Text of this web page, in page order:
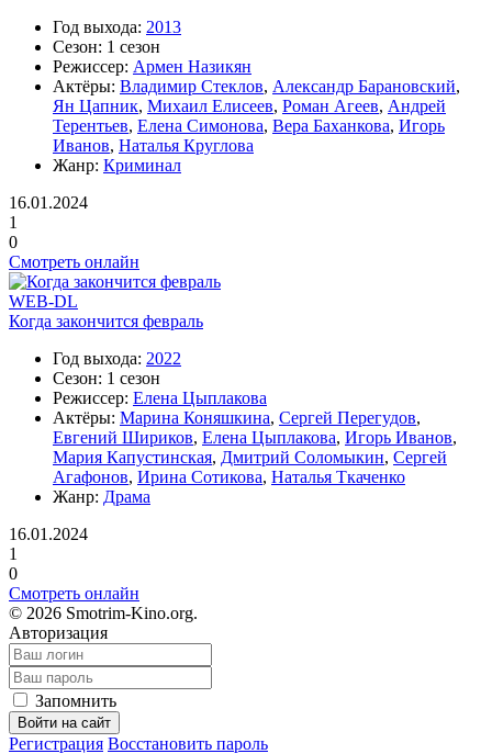
Год выхода: 2013
Сезон: 1 сезон
Режиссер: Армен Назикян
Актёры: Владимир Стеклов, Александр Барановский,
Ян Цапник, Михаил Елисеев, Роман Агеев, Андрей
Терентьев, Елена Симонова, Вера Баханкова, Игорь
Иванов, Наталья Круглова
Жанр: Криминал
16.01.2024
1
0
Смотреть онлайн
WEB-DL
Когда закончится февраль
Год выхода: 2022
Сезон: 1 сезон
Режиссер: Елена Цыплакова
Актёры: Марина Коняшкина, Сергей Перегудов,
Евгений Шириков, Елена Цыплакова, Игорь Иванов,
Мария Капустинская, Дмитрий Соломыкин, Сергей
Агафонов, Ирина Сотикова, Наталья Ткаченко
Жанр: Драма
16.01.2024
1
0
Смотреть онлайн
© 2026 Smotrim-Kino.org.
Авторизация
Запомнить
Войти на сайт
Регистрация Восстановить пароль